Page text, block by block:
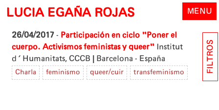
Skip
content
LUCIA EGAÑA ROJAS MENU
26/04/2017 - Participación en ciclo "Poner el
cuerpo. Activismos feministas y queer" Institut
d'Humanitats, CCCB
Barcelona - España
Charla feminismo queer/cuir transfeminismo FILTROS